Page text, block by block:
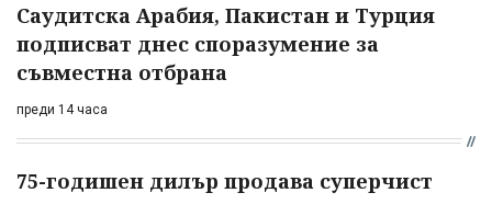
Саудитска Арабия, Пакистан и Турция
подписват днес споразумение за
съвместна отбрана
преди 14 часа
75-годишен дилър продава суперчист